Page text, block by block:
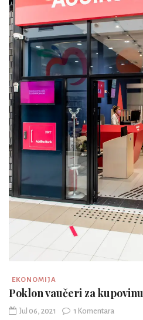
EKONOMIJA
Poklon vaučeri za kupovinu
Jul 06, 2021 1 Komentara